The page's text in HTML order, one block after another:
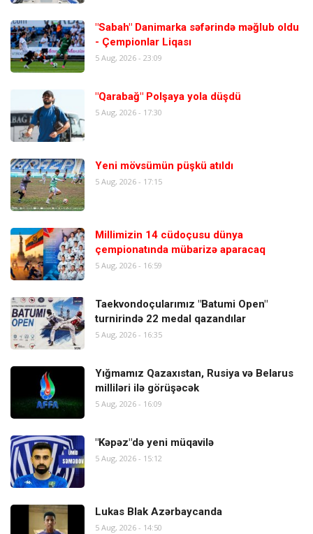
"Sabah" Danimarka səfərində məğlub oldu
- Çempionlar Liqası
5 Aug, 2026 - 23:09
"Qarabağ" Polşaya yola düşdü
5 Aug, 2026 - 17:30
Yeni mövsümün püşkü atıldı
5 Aug, 2026 - 17:15
Millimizin 14 cüdoçusu dünya
çempionatında mübarizə aparacaq
5 Aug, 2026 - 16:59
Taekvondoçularımız "Batumi Open"
turnirində 22 medal qazandılar
5 Aug, 2026 - 16:35
Yığmamız Qazaxıstan, Rusiya və Belarus
milliləri ilə görüşəcək
5 Aug, 2026 - 16:09
"Kəpəz"də yeni müqavilə
5 Aug, 2026 - 15:12
Lukas Blak Azərbaycanda
5 Aug, 2026 - 14:50